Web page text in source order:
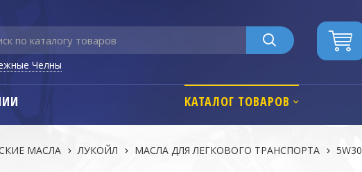
Челны
КАТАЛОГ ТОВАРОВ
МАСЛА ЛУКОЙЛ МАСЛА ДЛЯ ЛЕГКОВОГО ТРАНСПОРТА
5W30